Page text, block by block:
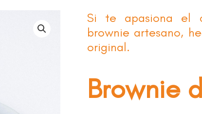
Si te apasiona el
brownie artesano,
original.
Brownie